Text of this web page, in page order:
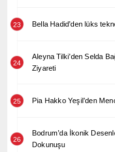
23 Bella Hadid’den lüks
24
Aleyna Tilki’den Selda
Ziyareti
25 Pia Hakko Yeşil’den
26
Bodrum’da İkonik
Dokunuşu